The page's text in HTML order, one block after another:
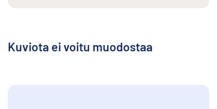
Kuviota ei voitu muodostaa